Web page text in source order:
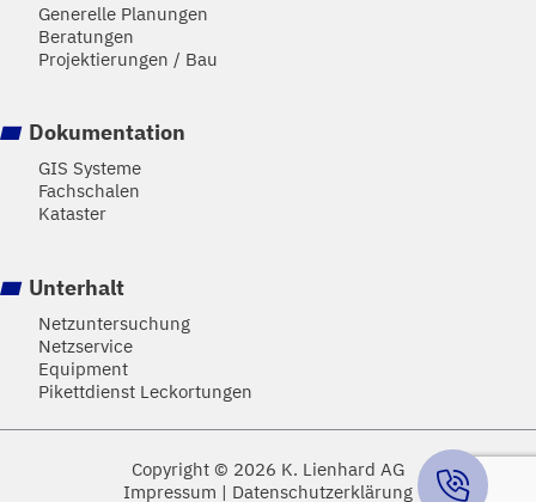
Generelle Planungen
Beratungen
Projektierungen / Bau
Dokumentation
GIS Systeme
Fachschalen
Kataster
Unterhalt
Netzuntersuchung
Netzservice
Equipment
Pikettdienst Leckortungen
Copyright © 2026 K. Lienhard AG
Impressum
Datenschutzerklärung